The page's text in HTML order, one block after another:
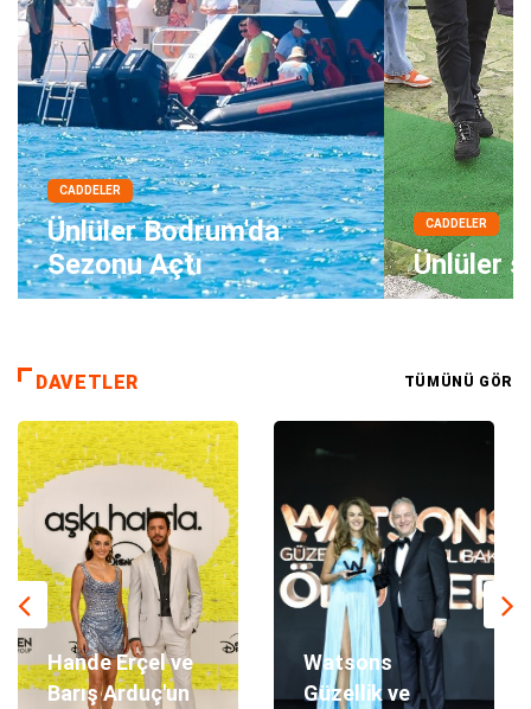
CADDELER
Ünlüler Bodrum'da
Sezonu Açtı
CADDELER
Ünlüler
DAVETLER TÜMÜNÜ GÖR
Hande Erçel ve
Barış Arduç'un
Watsons
Güzellik ve